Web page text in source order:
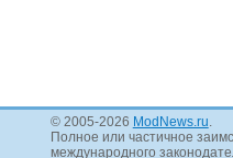
© 2005-2026 ModNews.ru
Полное или частичное
международного